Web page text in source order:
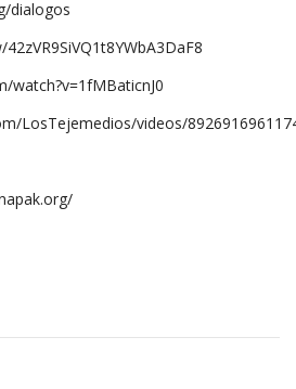
dialogos
watch?v=1fMBaticnJ0
LosTejemedios/videos/